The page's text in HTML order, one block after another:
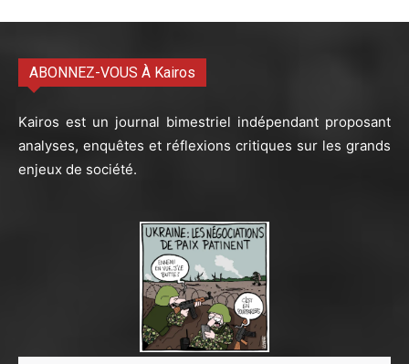
ABONNEZ-VOUS À Kairos
Kairos est un journal bimestriel indépendant proposant
analyses, enquêtes et réflexions critiques sur les grands
enjeux de société.